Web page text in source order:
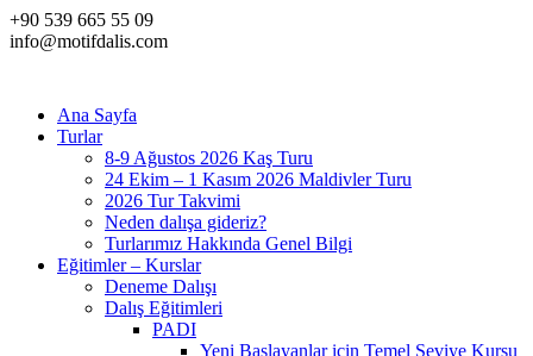
+90 539 665 55 09
info@motifdalis.com
Ana Sayfa
Turlar
8-9 Ağustos 2026 Kaş Turu
24 Ekim – 1 Kasım 2026 Maldivler Turu
2026 Tur Takvimi
Neden dalışa gideriz?
Turlarımız Hakkında Genel Bilgi
Eğitimler – Kurslar
Deneme Dalışı
Dalış Eğitimleri
PADI
Yeni Başlayanlar için Temel Seviye Kursu